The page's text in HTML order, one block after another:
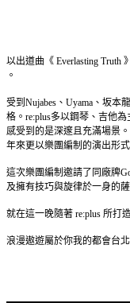
以出道曲《 Everlasting Truth
。
受到Nujabes、Uyama、坂本
格。re:plus多以鋼琴、吉他
感受到的是深邃且充滿場景
年來更以樂團編制的演出形
這次樂團編制邀請了同廠牌
及擁有技巧與旋律於一身的
就在這一晚隨著 re:plus 所
浪漫遨遊屬於你我的都會台北